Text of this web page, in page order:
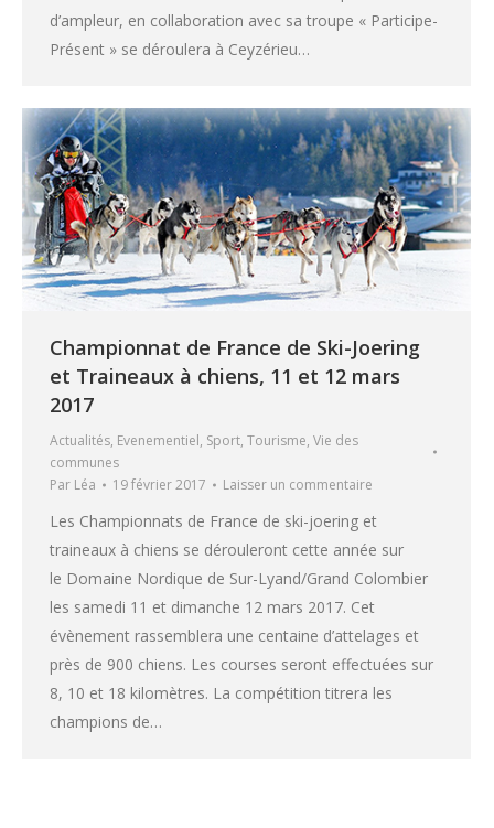
d’ampleur, en collaboration avec sa troupe « Participe-
Présent » se déroulera à Ceyzérieu…
Championnat de France de Ski-Joering
et Traineaux à chiens, 11 et 12 mars
2017
Actualités, Evenementiel, Sport, Tourisme, Vie des
communes
Par Léa 19 février 2017 Laisser un commentaire
Les Championnats de France de ski-joering et
traineaux à chiens se dérouleront cette année sur
le Domaine Nordique de Sur-Lyand/Grand Colombier
les samedi 11 et dimanche 12 mars 2017. Cet
évènement rassemblera une centaine d’attelages et
près de 900 chiens. Les courses seront effectuées sur
8, 10 et 18 kilomètres. La compétition titrera les
champions de…